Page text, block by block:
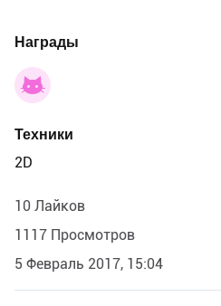
Награды
Техники
2D
10 Лайков
1117 Просмотров
5 Февраль 2017, 15:04